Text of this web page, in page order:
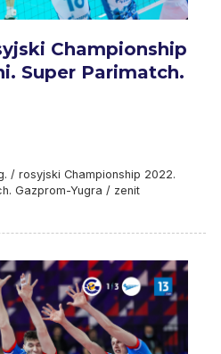
Championship
Super Parimatch.
/ rosyjski Championship 2022.
Gazprom-Yugra / zenit